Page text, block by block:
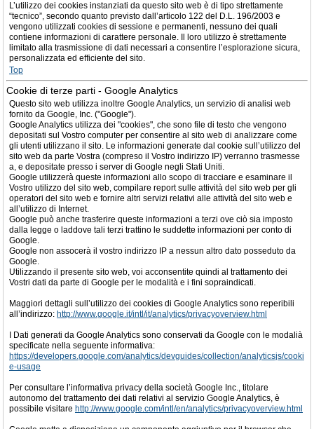
L’utilizzo dei cookies instanziati da questo sito web è di tipo strettamente
“tecnico”, secondo quanto previsto dall’articolo 122 del D.L. 196/2003 e
vengono utilizzati cookies di sessione e permanenti, nessuno dei quali
contiene informazioni di carattere personale. Il loro utilizzo è strettamente
limitato alla trasmissione di dati necessari a consentire l’esplorazione sicura,
personalizzata ed efficiente del sito.
Top
Cookie di terze parti - Google Analytics
Questo sito web utilizza inoltre Google Analytics, un servizio di analisi web
fornito da Google, Inc. ("Google").
Google Analytics utilizza dei "cookies", che sono file di testo che vengono
depositati sul Vostro computer per consentire al sito web di analizzare come
gli utenti utilizzano il sito. Le informazioni generate dal cookie sull’utilizzo del
sito web da parte Vostra (compreso il Vostro indirizzo IP) verranno trasmesse
a, e depositate presso i server di Google negli Stati Uniti.
Google utilizzerà queste informazioni allo scopo di tracciare e esaminare il
Vostro utilizzo del sito web, compilare report sulle attività del sito web per gli
operatori del sito web e fornire altri servizi relativi alle attività del sito web e
all’utilizzo di Internet.
Google può anche trasferire queste informazioni a terzi ove ciò sia imposto
dalla legge o laddove tali terzi trattino le suddette informazioni per conto di
Google.
Google non assocerà il vostro indirizzo IP a nessun altro dato posseduto da
Google.
Utilizzando il presente sito web, voi acconsentite quindi al trattamento dei
Vostri dati da parte di Google per le modalità e i fini sopraindicati.
Maggiori dettagli sull’utilizzo dei cookies di Google Analytics sono reperibili
all’indirizzo: http://www.google.it/intl/it/analytics/privacyoverview.html
I Dati generati da Google Analytics sono conservati da Google con le modalià
specificate nella seguente informativa:
https://developers.google.com/analytics/devguides/collection/analyticsjs/cooki
e-usage
Per consultare l’informativa privacy della società Google Inc., titolare
autonomo del trattamento dei dati relativi al servizio Google Analytics, è
possibile visitare http://www.google.com/intl/en/analytics/privacyoverview.html